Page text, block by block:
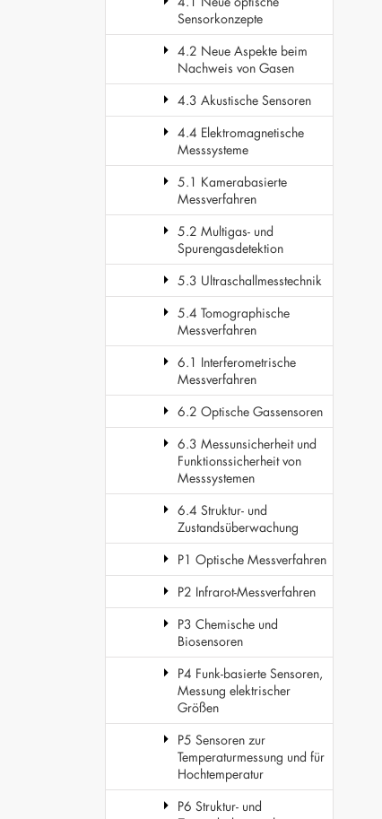
Sensorkonzepte
4.2 Neue Aspekte beim
Nachweis von Gasen
4.3 Akustische Sensoren
4.4 Elektromagnetische
Messsysteme
5.1 Kamerabasierte
Messverfahren
5.2 Multigas- und
Spurengasdetektion
5.3 Ultraschallmesstechnik
5.4 Tomographische
Messverfahren
6.1 Interferometrische
Messverfahren
6.2 Optische Gassensoren
6.3 Messunsicherheit und
Funktionssicherheit von
Messsystemen
6.4 Struktur- und
Zustandsüberwachung
P1 Optische Messverfahren
P2 Infrarot-Messverfahren
P3 Chemische und
Biosensoren
P4 Funk-basierte Sensoren,
Messung elektrischer
Größen
P5 Sensoren zur
Temperaturmessung und für
Hochtemperatur
P6 Struktur- und